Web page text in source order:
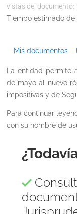
vistas del documento:
Tiempo estimado de
Mis documentos
La entidad permite
de mayo al nuevo
impositivas y de
Para continuar
con su nombre de